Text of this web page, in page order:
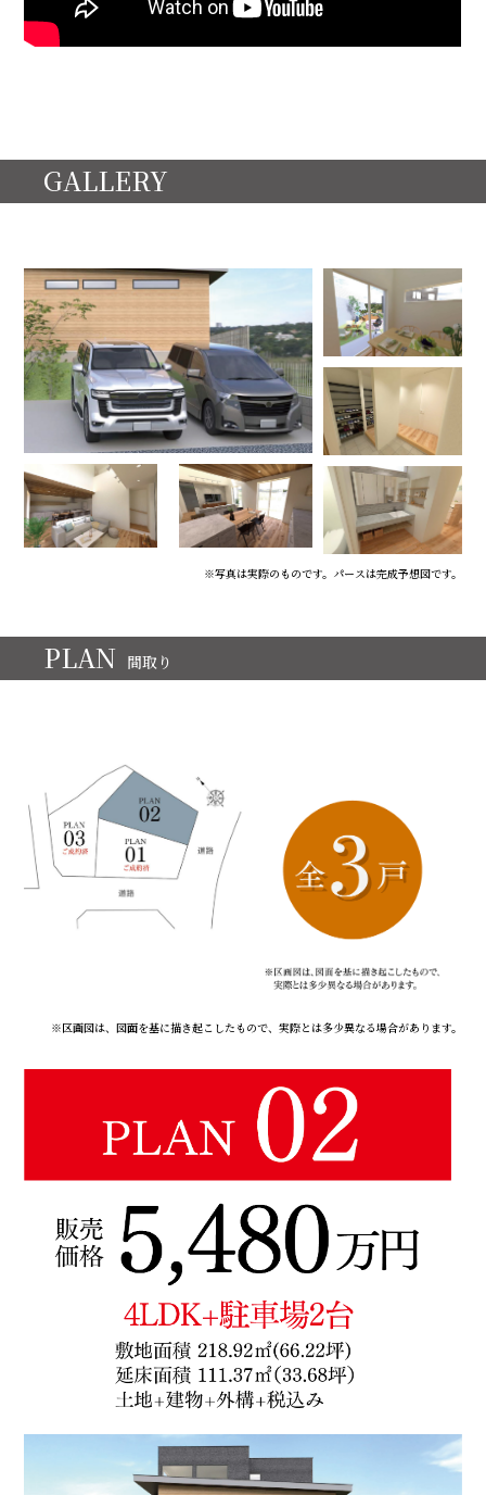
GALLERY
※写真は実際のものです。パースは完成予想図です。
PLAN 間取り
※区画図は、図面を基に描き起こしたもので、実際とは多少異なる場合があります。